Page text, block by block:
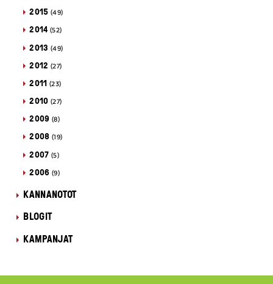
2015 (49)
2014 (52)
2013 (49)
2012 (27)
2011 (23)
2010 (27)
2009 (8)
2008 (19)
2007 (5)
2006 (9)
KANNANOTOT
BLOGIT
KAMPANJAT